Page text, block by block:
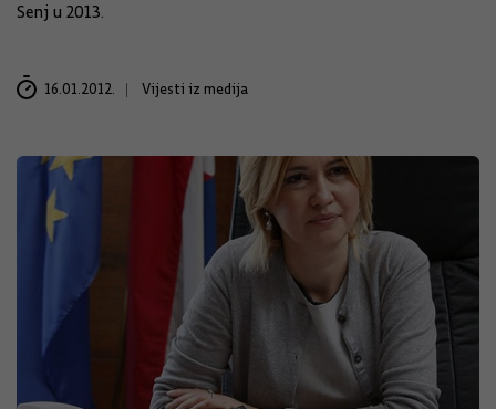
Senj u 2013.
16.01.2012. Vijesti iz medija